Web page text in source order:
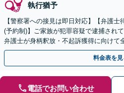
執行猶予
【警察署への接見は即日対応】【弁護
(予約制)】ご家族が犯罪容疑で逮捕され
弁護士が身柄釈放・不起訴獲得に向けて
月100名以上の相談実績】【埼玉エリア
料金表を見
電話でお問い合わせ